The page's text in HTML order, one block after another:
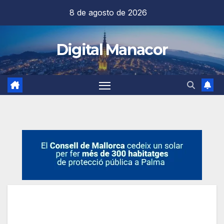
contenido
8 de agosto de 2026
Digital Manacor